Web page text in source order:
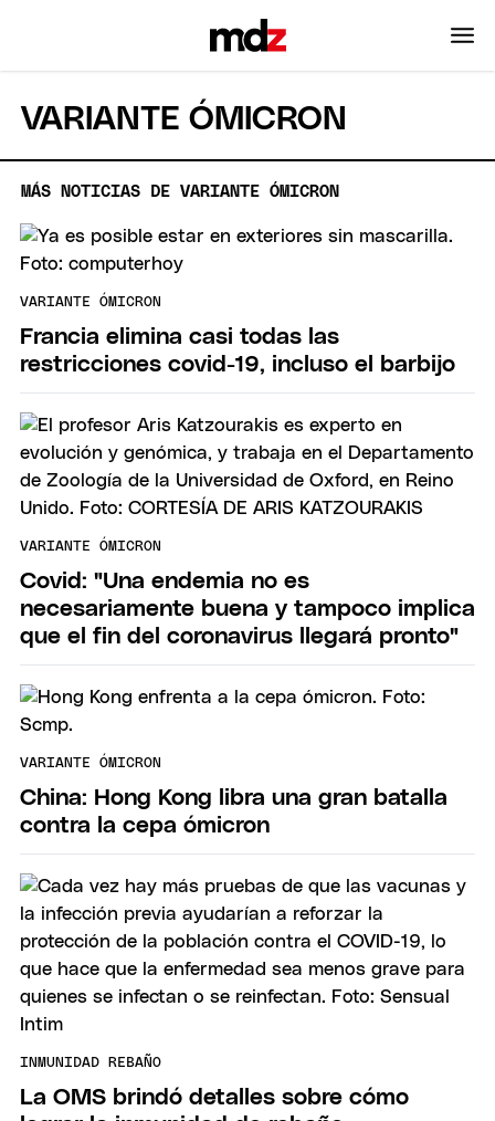
VARIANTE ÓMICRON
MÁS NOTICIAS DE VARIANTE ÓMICRON
VARIANTE ÓMICRON
Francia elimina casi todas las
restricciones covid-19, incluso el barbijo
VARIANTE ÓMICRON
Covid: "Una endemia no es
necesariamente buena y tampoco implica
que el fin del coronavirus llegará pronto"
VARIANTE ÓMICRON
China: Hong Kong libra una gran batalla
contra la cepa ómicron
INMUNIDAD REBAÑO
La OMS brindó detalles sobre cómo